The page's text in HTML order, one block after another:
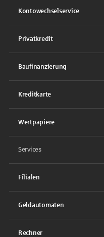
Kontowechselservice
Privatkredit
Baufinanzierung
Kreditkarte
Wertpapiere
Services
Filialen
Geldautomaten
Rechner